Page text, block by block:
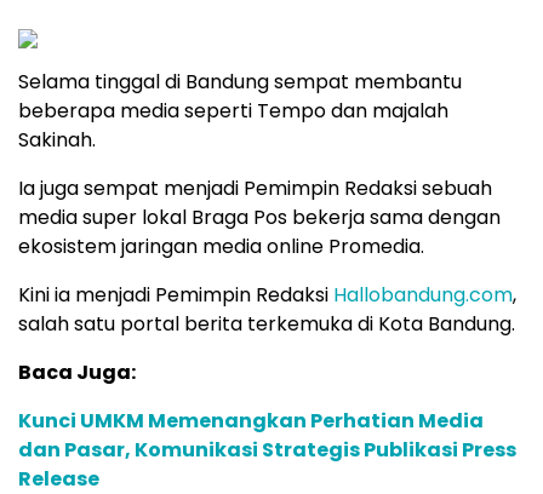
Selama tinggal di Bandung sempat membantu
beberapa media seperti Tempo dan majalah
Sakinah.
Ia juga sempat menjadi Pemimpin Redaksi sebuah
media super lokal Braga Pos bekerja sama dengan
ekosistem jaringan media online Promedia.
Kini ia menjadi Pemimpin Redaksi Hallobandung.com,
salah satu portal berita terkemuka di Kota Bandung.
Baca Juga:
Kunci UMKM Memenangkan Perhatian Media
dan Pasar, Komunikasi Strategis Publikasi Press
Release